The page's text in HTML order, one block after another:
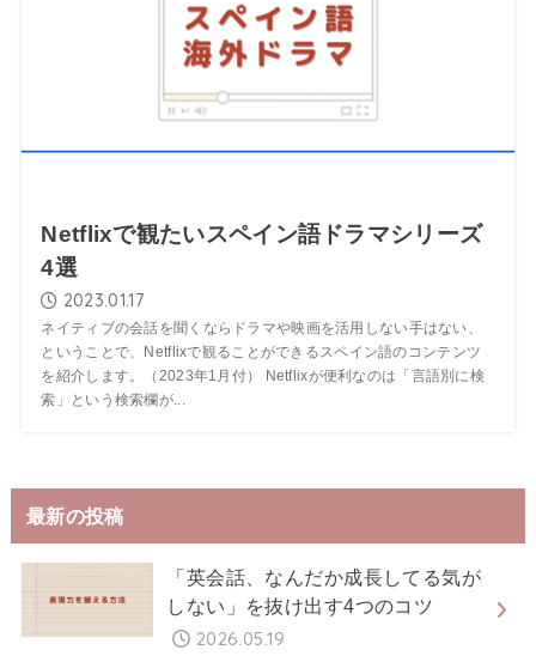
Netflixで観たいスペイン語ドラマシリーズ
4選
2023.01.17
ネイティブの会話を聞くならドラマや映画を活用しない手はない、
ということで、Netflixで観ることができるスペイン語のコンテンツ
を紹介します。（2023年1月付） Netflixが便利なのは「言語別に検
索」という検索欄が...
最新の投稿
「英会話、なんだか成長してる気が
しない」を抜け出す4つのコツ
2026.05.19